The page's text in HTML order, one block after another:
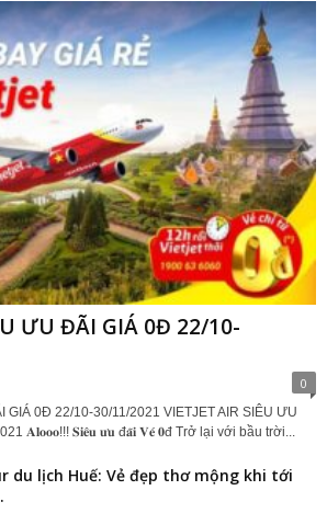
ƯU ĐÃI GIÁ 0Đ 22/10-
0
GIÁ 0Đ 22/10-30/11/2021 VIETJET AIR SIÊU ƯU
𝐀𝐥𝐨𝐨𝐨!!! 𝐒𝐢𝐞̂𝐮 𝐮̛𝐮 đ𝐚̃𝐢 𝐕𝐞́ 𝟎đ Trở lại với bầu trời...
du lịch Huế: Vẻ đẹp thơ mộng khi tới